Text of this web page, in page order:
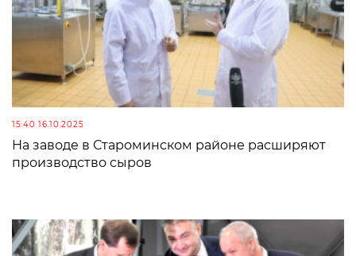
15:40 16.10.2025
На заводе в Староминском районе расширяют
производство сыров